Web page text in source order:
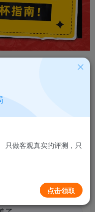
产品百科及测评报
0 48 12
只做客观真实的评测，只
点击领取